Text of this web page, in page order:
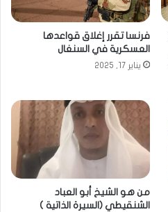
فرنسا تقرر إغلاق قواعدها
العسكرية في السنغال
يناير 17, 2025
من هو الشيخ أبو العباد
الشنقيطي (السيرة الذاتية )